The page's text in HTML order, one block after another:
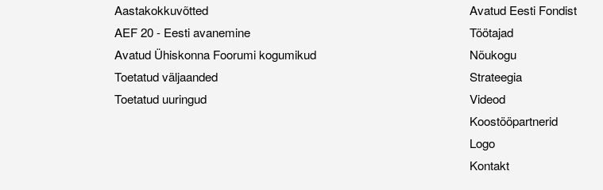
Aastakokkuvõtted
AEF 20 - Eesti avanemine
Avatud Ühiskonna Foorumi kogumikud
Toetatud väljaanded
Toetatud uuringud
Avatud Eesti Fondist
Töötajad
Nõukogu
Strateegia
Videod
Koostööpartnerid
Logo
Kontakt